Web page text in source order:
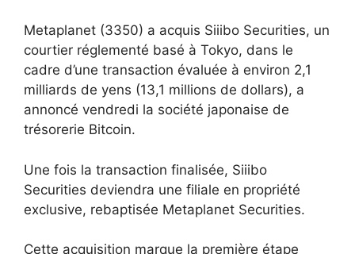
Metaplanet (3350) a acquis Siiibo Securities, un
courtier réglementé basé à Tokyo, dans le
cadre d’une transaction évaluée à environ 2,1
milliards de yens (13,1 millions de dollars), a
annoncé vendredi la société japonaise de
trésorerie Bitcoin.
Une fois la transaction finalisée, Siiibo
Securities deviendra une filiale en propriété
exclusive, rebaptisée Metaplanet Securities.
Cette acquisition marque la première étape